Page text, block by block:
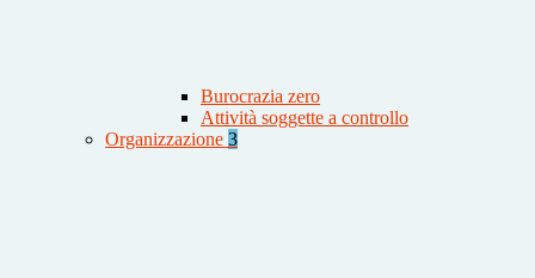
Burocrazia zero
Attività soggette a controllo
Organizzazione 3